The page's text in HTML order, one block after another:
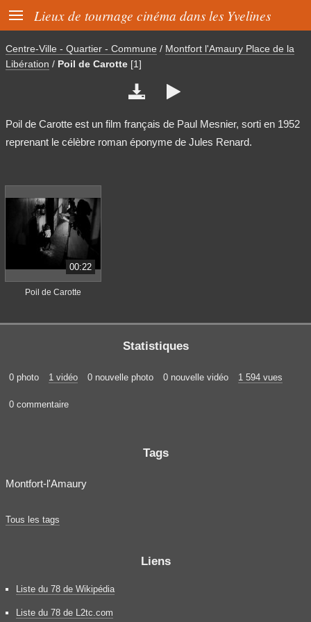
 Lieux de tournage cinéma dans les Yvelines
Centre-Ville - Quartier - Commune / Montfort l'Amaury Place de la
Libération / Poil de Carotte [1]
 
Poil de Carotte est un film français de Paul Mesnier, sorti en 1952
reprenant le célèbre roman éponyme de Jules Renard.
00:22
Poil de Carotte
Statistiques
0 photo 1 vidéo 0 nouvelle photo 0 nouvelle vidéo 1 594 vues
0 commentaire
Tags
Montfort-l'Amaury
Tous les tags
Liens
Liste du 78 de Wikipédia
Liste du 78 de L2tc.com